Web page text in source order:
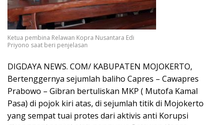
Ketua pembina Relawan Kopra Nusantara Edi
Priyono saat beri penjelasan
DIGDAYA NEWS. COM/ KABUPATEN MOJOKERTO,
Bertenggernya sejumlah baliho Capres – Cawapres
Prabowo – Gibran bertuliskan MKP ( Mutofa Kamal
Pasa) di pojok kiri atas, di sejumlah titik di Mojokerto
yang sempat tuai protes dari aktivis anti Korupsi